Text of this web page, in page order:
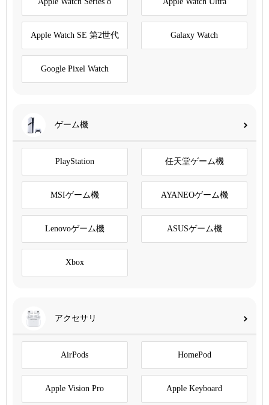
Apple Watch SE 第2世代 Galaxy Watch
Google Pixel Watch
ゲーム機
PlayStation 任天堂ゲーム機
MSIゲーム機 AYANEOゲーム機
Lenovoゲーム機 ASUSゲーム機
Xbox
アクセサリ
AirPods HomePod
Apple Vision Pro Apple Keyboard